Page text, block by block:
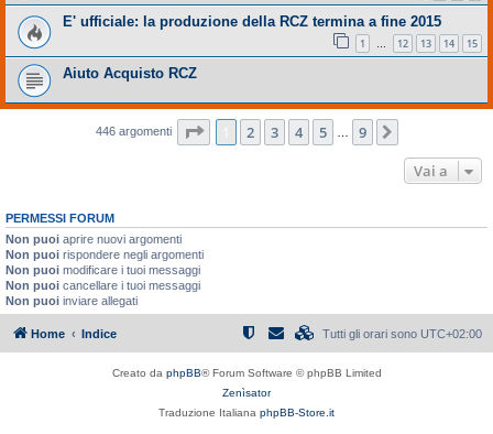
E' ufficiale: la produzione della RCZ termina a fine 2015
1 … 12 13 14 15
Aiuto Acquisto RCZ
446 argomenti Pagina di
2 3 4 5 9
Vai a
PERMESSI FORUM
Non puoi aprire nuovi argomenti
Non puoi rispondere negli argomenti
Non puoi modificare i tuoi messaggi
Non puoi cancellare i tuoi messaggi
Non puoi inviare allegati
Home Indice Tutti gli orari sono UTC+02:00
Creato da phpBB® Forum Software © phpBB Limited
Zenìsator
Traduzione Italiana phpBB-Store.it